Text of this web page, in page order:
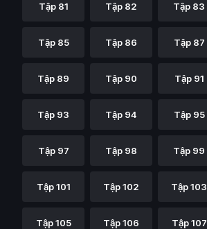
Tập 81 Tập 82 Tập 83
Tập 85 Tập 86 Tập 87
Tập 89 Tập 90 Tập 91
Tập 93 Tập 94 Tập 95
Tập 97 Tập 98 Tập 99
Tập 101 Tập 102 Tập 103
Tập 105 Tập 106 Tập 107